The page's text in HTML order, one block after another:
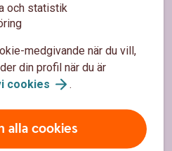
och statistik
medgivande när du vill,
din profil när du är
cookies .
alla cookies